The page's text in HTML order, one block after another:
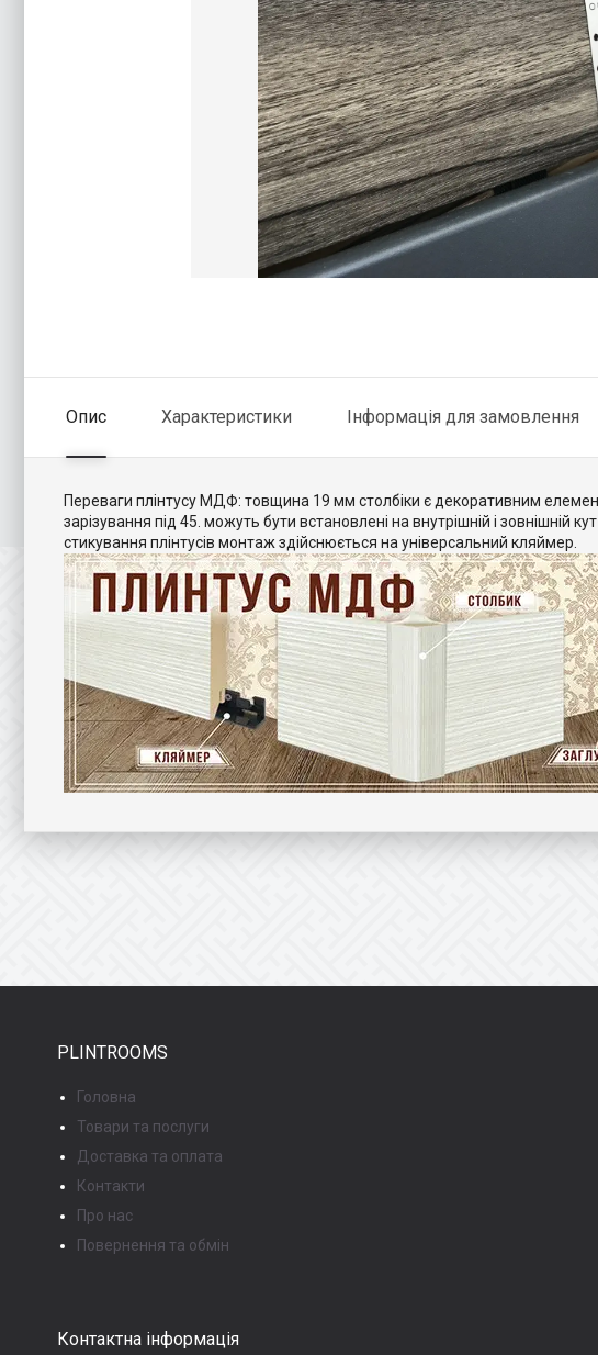
Опис Характеристики Інформація для замовлення
Переваги плінтусу МДФ: товщина 19 мм столбіки є декоративним
зарізування під 45. можуть бути встановлені на внутрішній і зовнішній
стикування плінтусів монтаж здійснюється на універсальний кляймер.
PLINTROOMS
Головна
Товари та послуги
Доставка та оплата
Контакти
Про нас
Повернення та обмін